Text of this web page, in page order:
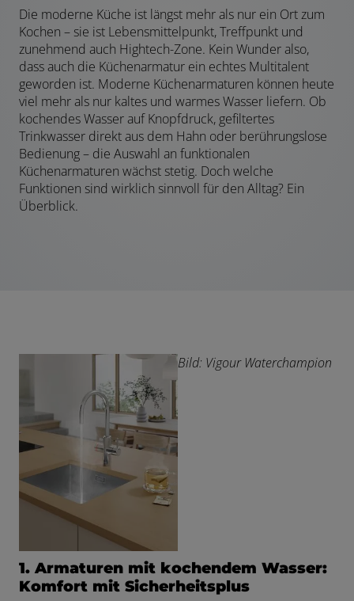
Die moderne Küche ist längst mehr als nur ein Ort zum
Kochen – sie ist Lebensmittelpunkt, Treffpunkt und
zunehmend auch Hightech-Zone. Kein Wunder also,
dass auch die Küchenarmatur ein echtes Multitalent
geworden ist. Moderne Küchenarmaturen können heute
viel mehr als nur kaltes und warmes Wasser liefern. Ob
kochendes Wasser auf Knopfdruck, gefiltertes
Trinkwasser direkt aus dem Hahn oder berührungslose
Bedienung – die Auswahl an funktionalen
Küchenarmaturen wächst stetig. Doch welche
Funktionen sind wirklich sinnvoll für den Alltag? Ein
Überblick.
Bild: Vigour Waterchampion
1. Armaturen mit kochendem Wasser:
Komfort mit Sicherheitsplus